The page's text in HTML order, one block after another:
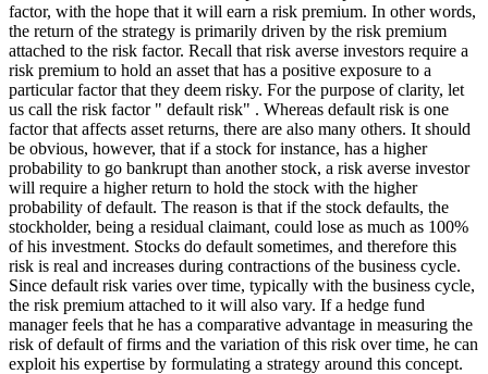
factor, with the hope that it will earn a risk premium. In other words,
the return of the strategy is primarily driven by the risk premium
attached to the risk factor. Recall that risk averse investors require a
risk premium to hold an asset that has a positive exposure to a
particular factor that they deem risky. For the purpose of clarity, let
us call the risk factor " default risk" . Whereas default risk is one
factor that affects asset returns, there are also many others. It should
be obvious, however, that if a stock for instance, has a higher
probability to go bankrupt than another stock, a risk averse investor
will require a higher return to hold the stock with the higher
probability of default. The reason is that if the stock defaults, the
stockholder, being a residual claimant, could lose as much as 100%
of his investment. Stocks do default sometimes, and therefore this
risk is real and increases during contractions of the business cycle.
Since default risk varies over time, typically with the business cycle,
the risk premium attached to it will also vary. If a hedge fund
manager feels that he has a comparative advantage in measuring the
risk of default of firms and the variation of this risk over time, he can
exploit his expertise by formulating a strategy around this concept.